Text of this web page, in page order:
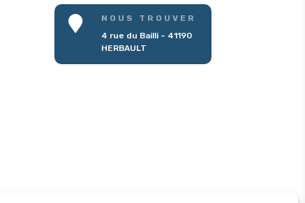

NOUS TROUVER
4 rue du Bailli – 41190
HERBAULT